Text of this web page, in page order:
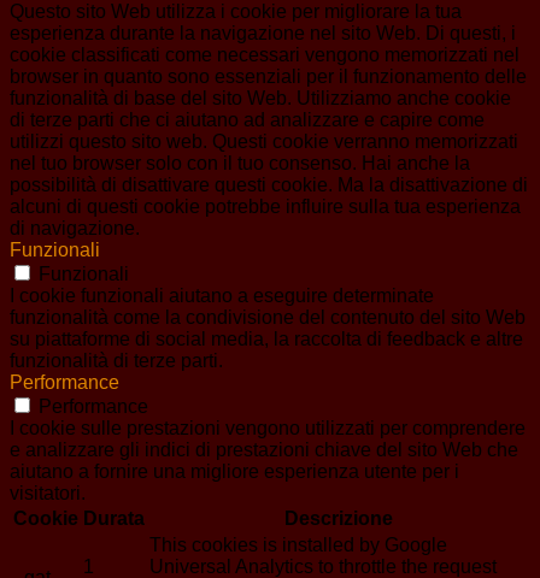
Questo sito Web utilizza i cookie per migliorare la tua
esperienza durante la navigazione nel sito Web. Di questi, i
cookie classificati come necessari vengono memorizzati nel
browser in quanto sono essenziali per il funzionamento delle
funzionalità di base del sito Web. Utilizziamo anche cookie
di terze parti che ci aiutano ad analizzare e capire come
utilizzi questo sito web. Questi cookie verranno memorizzati
nel tuo browser solo con il tuo consenso. Hai anche la
possibilità di disattivare questi cookie. Ma la disattivazione di
alcuni di questi cookie potrebbe influire sulla tua esperienza
di navigazione.
Funzionali
Funzionali
I cookie funzionali aiutano a eseguire determinate
funzionalità come la condivisione del contenuto del sito Web
su piattaforme di social media, la raccolta di feedback e altre
funzionalità di terze parti.
Performance
Performance
I cookie sulle prestazioni vengono utilizzati per comprendere
e analizzare gli indici di prestazioni chiave del sito Web che
aiutano a fornire una migliore esperienza utente per i
visitatori.
Cookie Durata Descrizione
1
This cookies is installed by Google
Universal Analytics to throttle the request